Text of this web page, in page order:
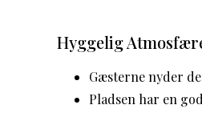
Hyggelig
Gæsterne nyder
Pladsen har en